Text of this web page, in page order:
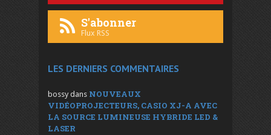
S'abonner
Flux RSS
LES DERNIERS COMMENTAIRES
bossy dans NOUVEAUX
VIDÉOPROJECTEURS, CASIO XJ-A AVEC
LA SOURCE LUMINEUSE HYBRIDE LED &
LASER